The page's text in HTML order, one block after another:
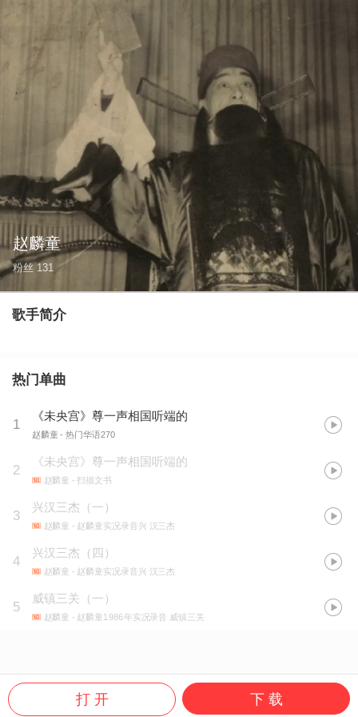
赵麟童
粉丝 131
歌手简介
热门单曲
1
《未央宫》尊一声相国听端的
赵麟童- 热门华语270
2
《未央宫》尊一声相国听端的
赵麟童 - 扫描文书
3
兴汉三杰（一）
赵麟童 - 赵麟童实况录音兴 汉三杰
4
兴汉三杰（四）
赵麟童 - 赵麟童实况录音兴 汉三杰
5
威镇三关（一）
赵麟童 - 赵麟童1986年实况录音 威镇三关
打 开 下 载